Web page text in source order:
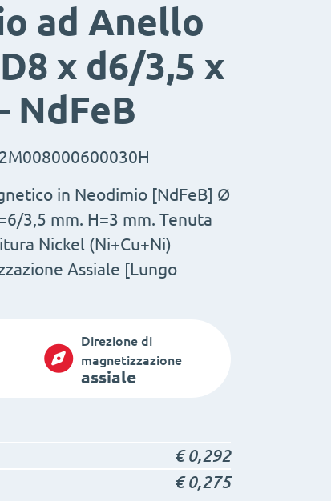
ad Anello
x d6/3,5 x
NdFeB
in Neodimio [NdFeB] Ø
3,5 mm. H=3 mm. Tenuta
Nickel (Ni+Cu+Ni)
Assiale [Lungo
Direzione di
magnetizzazione
assiale
€0,292
€0,275